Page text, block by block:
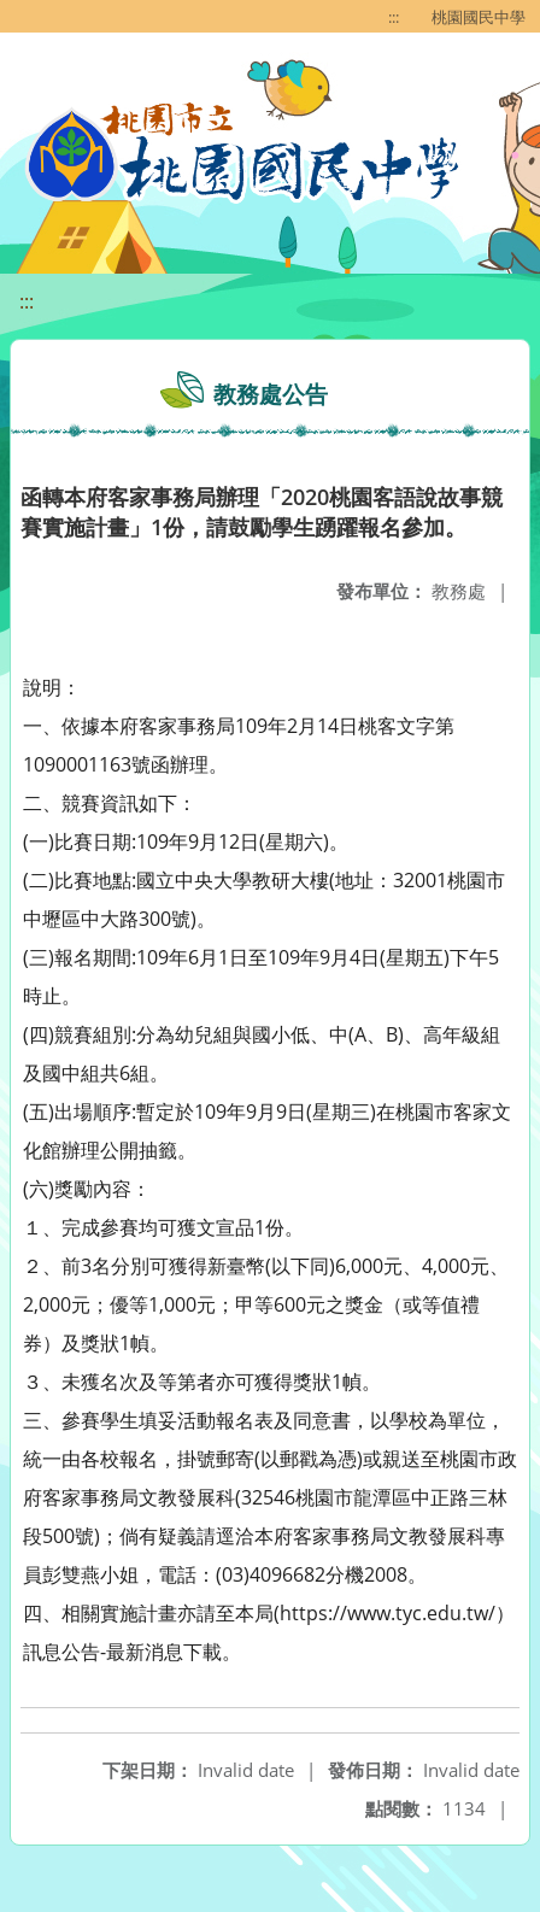
::: 桃園國民中學
:::
教務處公告
函轉本府客家事務局辦理「2020桃園客語說故事競
賽實施計畫」1份，請鼓勵學生踴躍報名參加。
發布單位： 教務處 |
說明：
一、依據本府客家事務局109年2月14日桃客文字第
1090001163號函辦理。
二、競賽資訊如下：
(一)比賽日期:109年9月12日(星期六)。
(二)比賽地點:國立中央大學教研大樓(地址：32001桃園市
中壢區中大路300號)。
(三)報名期間:109年6月1日至109年9月4日(星期五)下午5
時止。
(四)競賽組別:分為幼兒組與國小低、中(A、B)、高年級組
及國中組共6組。
(五)出場順序:暫定於109年9月9日(星期三)在桃園市客家文
化館辦理公開抽籤。
(六)獎勵內容：
１、完成參賽均可獲文宣品1份。
２、前3名分別可獲得新臺幣(以下同)6,000元、4,000元、
2,000元；優等1,000元；甲等600元之獎金（或等值禮
券）及獎狀1幀。
３、未獲名次及等第者亦可獲得獎狀1幀。
三、參賽學生填妥活動報名表及同意書，以學校為單位，
統一由各校報名，掛號郵寄(以郵戳為憑)或親送至桃園市政
府客家事務局文教發展科(32546桃園市龍潭區中正路三林
段500號)；倘有疑義請逕洽本府客家事務局文教發展科專
員彭雙燕小姐，電話：(03)4096682分機2008。
四、相關實施計畫亦請至本局(https://www.tyc.edu.tw/）
訊息公告-最新消息下載。
發佈日期： Invalid date
下架日期： Invalid date
|
點閱數： 1134 |